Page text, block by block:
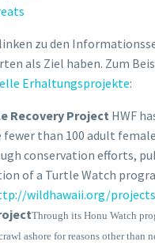
zu den
als Ziel haben. Zum
Erhaltungsprojekte:
Recovery Project HWF
fewer than 100 adult
conservation efforts,
of a Turtle Watch
wildhawaii.org/
Through its Honu Watch
ashore for reasons other than